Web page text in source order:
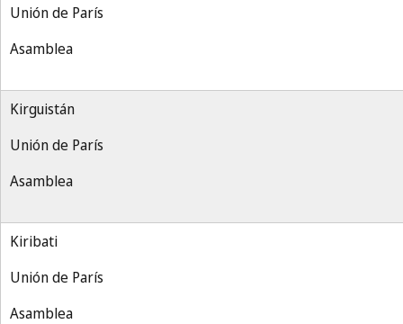
Unión de París
Asamblea
Kirguistán
Unión de París
Asamblea
Kiribati
Unión de París
Asamblea